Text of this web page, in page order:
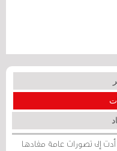
أدت إلى تصورات عامة مفادها